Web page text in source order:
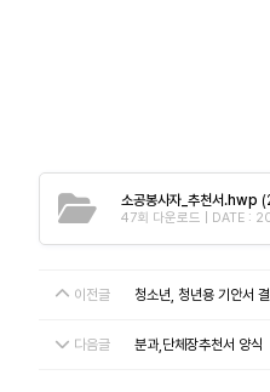
소공봉사자_추천서.hwp
47회 다운로드 | DATE :
이전글 청소년, 청년용 기안서
다음글 분과,단체장추천서 양식